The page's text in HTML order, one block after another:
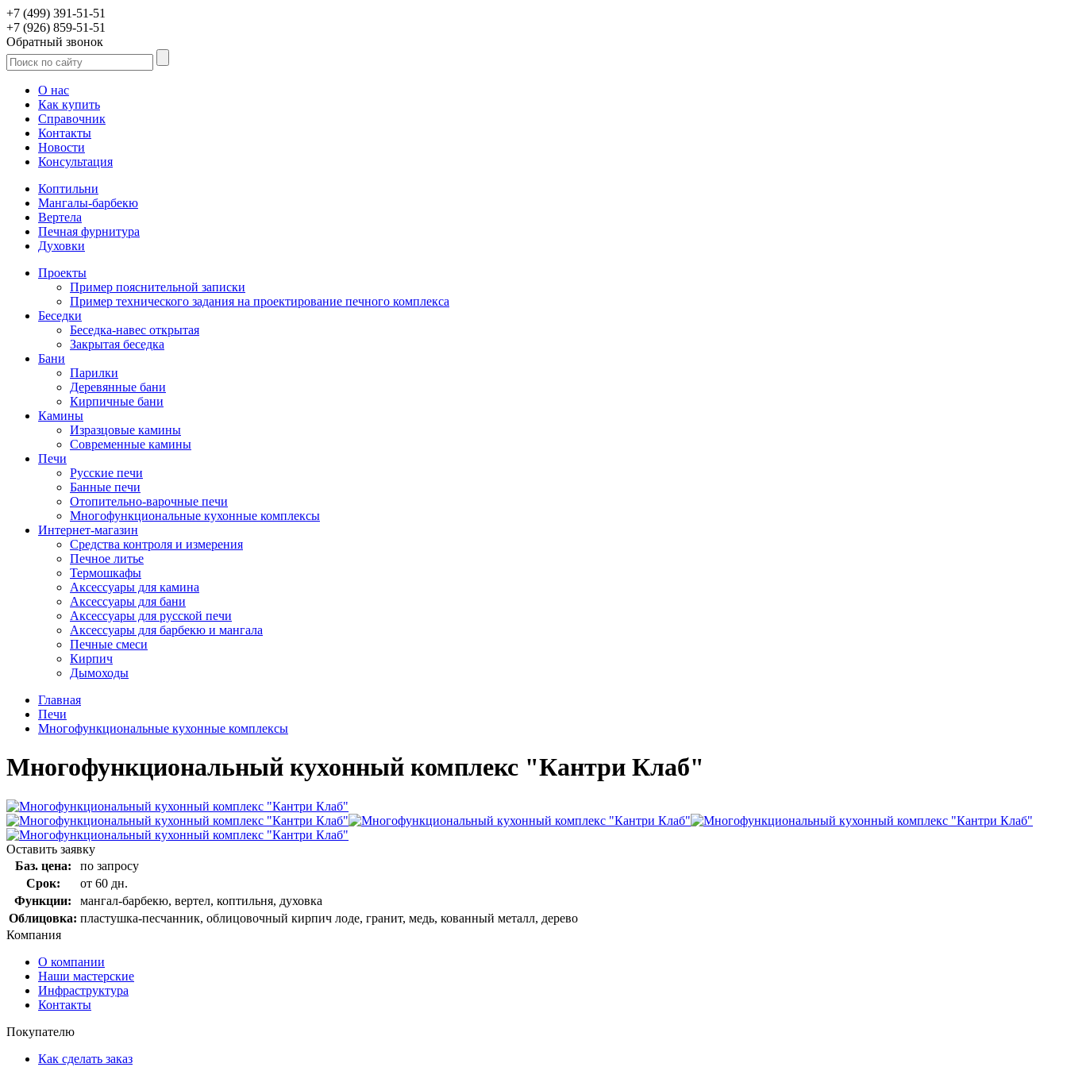
+7 (499) 391-51-51
+7 (926) 859-51-51
Обратный звонок
О нас
Как купить
Справочник
Контакты
Новости
Консультация
Коптильни
Мангалы-барбекю
Вертела
Печная фурнитура
Духовки
Проекты
Пример пояснительной записки
Пример технического задания на проектирование печного комплекса
Беседки
Беседка-навес открытая
Закрытая беседка
Бани
Парилки
Деревянные бани
Кирпичные бани
Камины
Изразцовые камины
Современные камины
Печи
Русские печи
Банные печи
Отопительно-варочные печи
Многофункциональные кухонные комплексы
Интернет-магазин
Средства контроля и измерения
Печное литье
Термошкафы
Аксессуары для камина
Аксессуары для бани
Аксессуары для русской печи
Аксессуары для барбекю и мангала
Печные смеси
Кирпич
Дымоходы
Главная
Печи
Многофункциональные кухонные комплексы
Многофункциональный кухонный комплекс "Кантри Клаб"
Оставить заявку
Баз. цена:
по запросу
Срок:
от 60 дн.
Функции:
мангал-барбекю, вертел, коптильня, духовка
Облицовка: пластушка-песчанник, облицовочный кирпич лоде, гранит, медь, кованный металл, дерево
Компания
О компании
Наши мастерские
Инфраструктура
Контакты
Покупателю
Как сделать заказ